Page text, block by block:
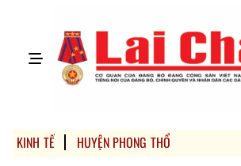
KINH TẾ HUYỆN PHONG THỔ